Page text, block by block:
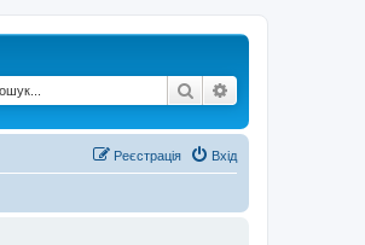
Пошук
Вхід
Реєстрація